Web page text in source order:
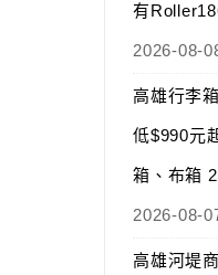
有
2026-08-
高雄行李
低$990元
箱、布箱
2026-08-
高雄河堤